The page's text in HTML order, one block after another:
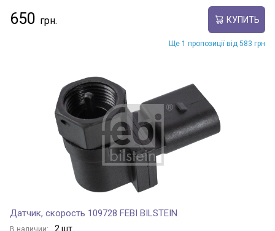
650 КУПИТЬ
Ще 1 пропозиції від 583 грн
Датчик, скорость 109728 FEBI BILSTEIN
В наличии: 2 шт.